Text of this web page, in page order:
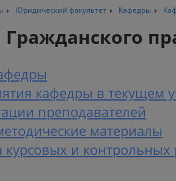
Юридический факультет Кафедры
кафедры в текущем
преподавателей
материалы
курсовых и контрольных